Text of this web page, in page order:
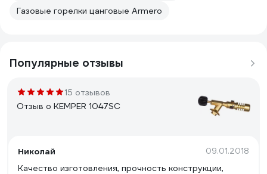
Газовые горелки цанговые Armero
Популярные отзывы
15 отзывов
Отзыв о KEMPER 1047SC
Николай 09.01.2018
Качество изготовления, прочность конструкции,